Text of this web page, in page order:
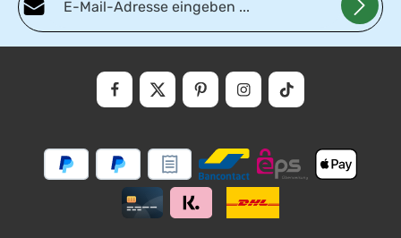
Datenschutz
Datenschutzbestimmungen
zur Kenntnis genommen und die
gelesen und bin mit ihnen einverstanden.